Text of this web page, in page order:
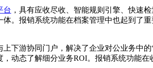
台 ，具有应收尽收、智能规则引擎、快速
。报销系统功能在档案管理中也起到了
下游协同门户，解决了企业对公业务中
动态了解细分业务ROI。报销系统功能